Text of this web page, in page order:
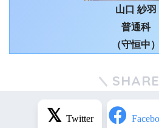
山口 紗羽
普通科
（守恒中）
SHARE